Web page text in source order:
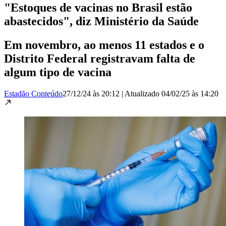
"Estoques de vacinas no Brasil estão
abastecidos", diz Ministério da Saúde
Em novembro, ao menos 11 estados e o
Distrito Federal registravam falta de
algum tipo de vacina
Estadão Conteúdo27/12/24 às 20:12 | Atualizado 04/02/25 às 14:20